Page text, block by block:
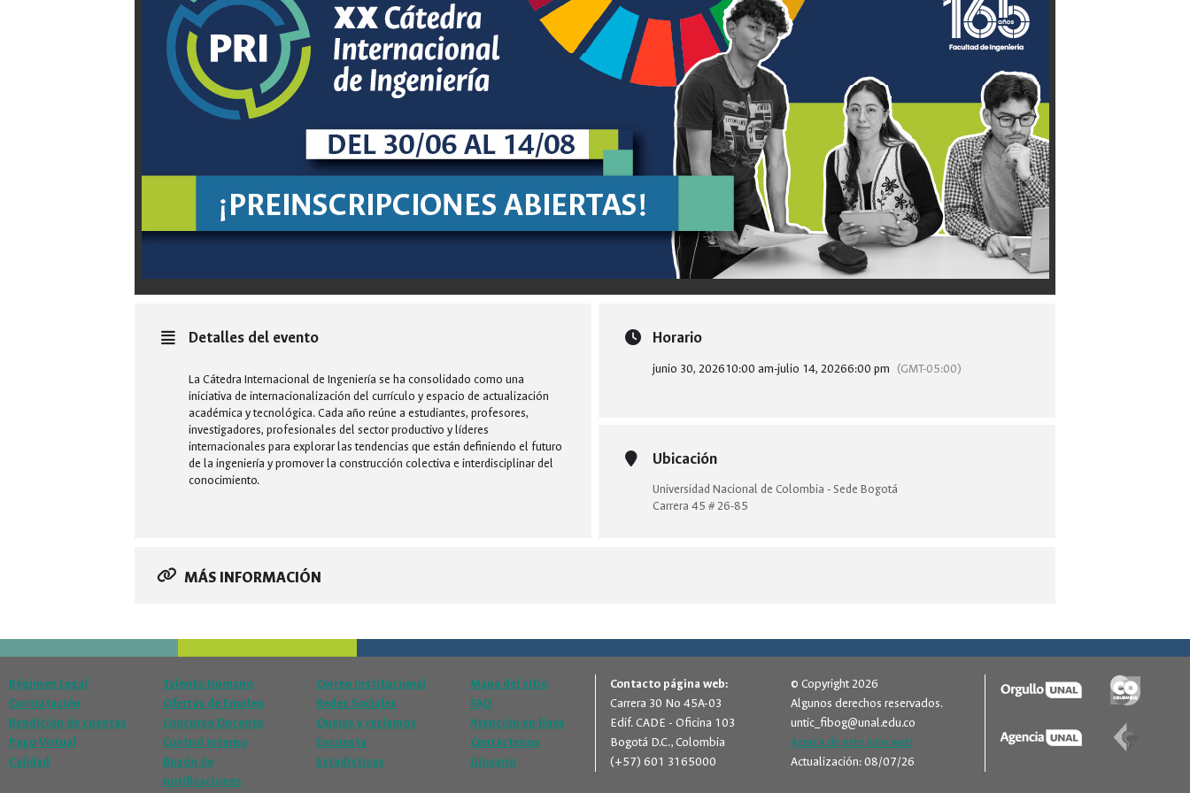
Detalles del evento
La Cátedra Internacional de Ingeniería se ha consolidado como una
iniciativa de internacionalización del currículo y espacio de actualización
académica y tecnológica. Cada año reúne a estudiantes, profesores,
investigadores, profesionales del sector productivo y líderes
internacionales para explorar las tendencias que están definiendo el futuro
de la ingeniería y promover la construcción colectiva e interdisciplinar del
conocimiento.
Horario
junio 30, 202610:00 am-julio 14, 20266:00 pm (GMT-05:00)
Ubicación
Universidad Nacional de Colombia - Sede Bogotá
Carrera 45 # 26-85
MÁS INFORMACIÓN
Régimen Legal
Contratación
Rendición de cuentas
Pago Virtual
Calidad
Talento Humano
Ofertas de Empleo
Concurso Docente
Control Interno
Buzón de
notificaciones
Correo institucional
Redes Sociales
Quejas y reclamos
Encuesta
Estadísticas
Mapa del sitio
FAQ
Atención en línea
Contáctenos
Glosario
Contacto página web:
Carrera 30 No 45A-03
Edif. CADE - Oficina 103
Bogotá D.C., Colombia
(+57) 601 3165000
© Copyright 2026
Algunos derechos reservados.
untic_fibog@unal.edu.co
Acerca de este sitio web
Actualización: 08/07/26